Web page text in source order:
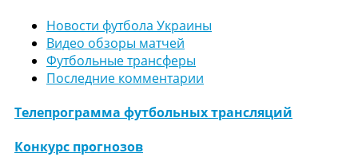
Новости футбола Украины
Видео обзоры матчей
Футбольные трансферы
Последние комментарии
Телепрограмма футбольных трансляций
Конкурс прогнозов